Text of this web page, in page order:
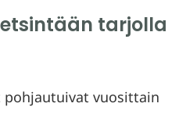
tarjolla
pohjautuivat vuosittain